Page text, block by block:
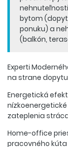
bytom
ponuku) a
(balkón,
Experti
na strane
Energetická
zateplenia
Home-office
pracovného